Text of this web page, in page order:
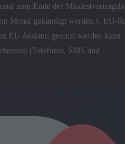
zum Ende der
Monat gekündigt werden.). EU-
EU Ausland genutzt werden kann.
(Telefonie, SMS und